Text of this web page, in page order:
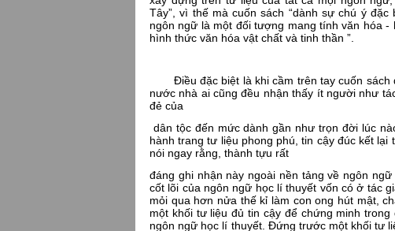
Tây”, vì thế mà cuốn sách “dành sự chú ý
ngôn ngữ là một đối tượng mang tính văn hóa
hình thức văn hóa vật chất và tinh thần ”.
Điều đặc biệt là khi cầm trên tay cuốn sách
nước nhà ai cũng đều nhận thấy ít người như
đẻ của
dân tộc đến mức dành gần như trọn đời lúc
hành trang tư liệu phong phú, tin cậy đúc kết lại
nói ngay rằng, thành tựu rất
đáng ghi nhận này ngoài nền tảng về ngôn
cốt lõi của ngôn ngữ học lí thuyết vốn có ở tác
mỏi qua hơn nửa thế kỉ làm con ong hút mật,
một khối tư liệu đủ tin cậy để chứng minh
ngôn ngữ học lí thuyết. Đứng trước một khối tư